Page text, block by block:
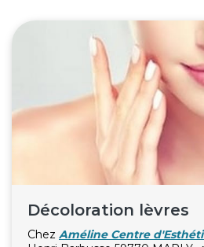
Décoloration lèvres
Chez Améline Centre